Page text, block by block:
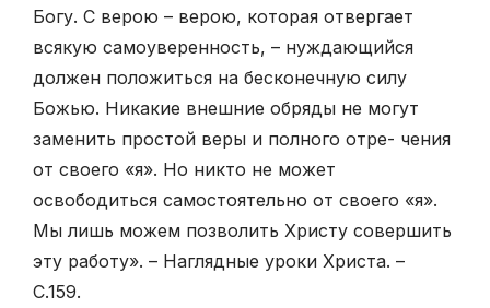
Богу. С верою – верою, которая отвергает
всякую самоуверенность, – нуждающийся
должен положиться на бесконечную силу
Божью. Никакие внешние обряды не могут
заменить простой веры и полного отре- чения
от своего «я». Но никто не может
освободиться самостоятельно от своего «я».
Мы лишь можем позволить Христу совершить
эту работу». – Наглядные уроки Христа. –
С.159.